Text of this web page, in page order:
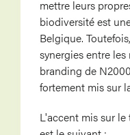
mettre leurs
biodiversité est
Belgique.
synergies entre
branding de
fortement mis sur
L'accent mis sur